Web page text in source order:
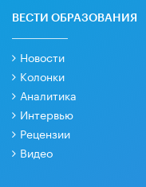
ВЕСТИ ОБРАЗОВАНИЯ
Новости
Колонки
Аналитика
Интервью
Рецензии
Видео